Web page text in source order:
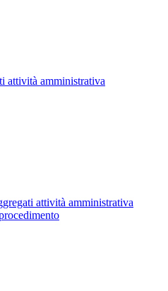
attività amministrativa
attività amministrativa